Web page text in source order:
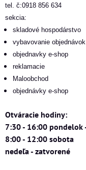
tel. č:0918 856 634
sekcia:
skladové hospodárstvo
vybavovanie objednávok
objednavky e-shop
reklamacie
Maloobchod
objednávky e-shop
Otváracie hodiny:
7:30 - 16:00 pondelok
8:00 - 12:00 sobota
nedeľa - zatvorené